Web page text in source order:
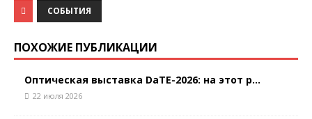
СОБЫТИЯ
ПОХОЖИЕ ПУБЛИКАЦИИ
Оптическая выставка DaTE-2026: на этот р...
22 июля 2026